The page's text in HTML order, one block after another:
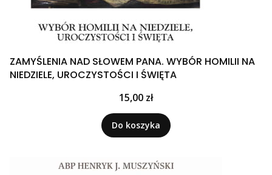
ZAMYŚLENIA NAD SŁOWEM PANA. WYBÓR HOMILII NA
NIEDZIELE, UROCZYSTOŚCI I ŚWIĘTA
Cena
15,00 zł
Do koszyka